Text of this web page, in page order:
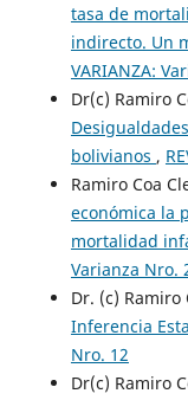
tasa de
indirecto. Un
VARIANZA:
Dr(c) Ramiro
bolivianos ,
Ramiro Coa
económica la
mortalidad
Varianza Nro.
Dr. (c) Ramiro
Inferencia
Nro. 12
Dr(c) Ramiro